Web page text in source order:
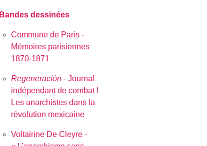
Bandes dessinées
Commune de Paris -
Mémoires parisiennes
1870-1871
Regeneración - Journal
indépendant de combat !
Les anarchistes dans la
révolution mexicaine
Voltairine De Cleyre -